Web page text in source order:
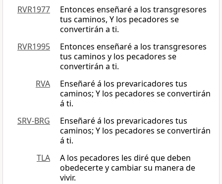
RVR1977
Entonces enseñaré a los transgresores
tus caminos, Y los pecadores se
convertirán a ti.
RVR1995
Entonces enseñaré a los transgresores
tus caminos y los pecadores se
convertirán a ti.
RVA
Enseñaré á los prevaricadores tus
caminos; Y los pecadores se convertirán
á ti.
SRV-BRG
Enseñaré á los prevaricadores tus
caminos; Y los pecadores se convertirán
á ti.
TLA
A los pecadores les diré que deben
obedecerte y cambiar su manera de
vivir.